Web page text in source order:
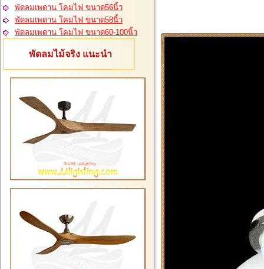
พัดลมเพดาน โคมไฟ ขนาด56นิ้ว
พัดลมเพดาน โคมไฟ ขนาด58นิ้ว
พัดลมเพดาน โคมไฟ ขนาด60-100นิ้ว
พัดลมไม้จริง แนะนำ